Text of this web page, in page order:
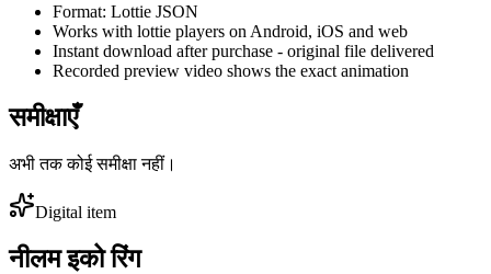
Format: Lottie JSON
Works with lottie players on Android, iOS and web
Instant download after purchase - original file delivered
Recorded preview video shows the exact animation
समीक्षाएँ
अभी तक कोई समीक्षा नहीं।
Digital item
नीलम इको रिंग